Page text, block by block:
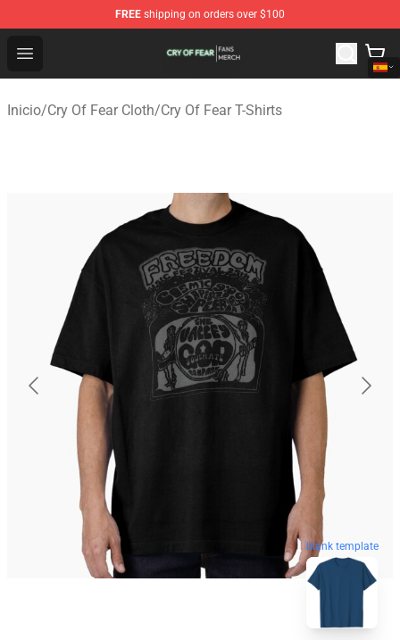
FREE shipping on orders over $100
Open menu
Cry Of Fear Shop - Official Cry Of Fear Merchandise Store
Inicio/Cry Of Fear Cloth/Cry Of Fear T-Shirts
blank template